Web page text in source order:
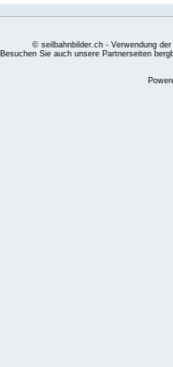
© seilbahnbilder.ch - Verwendung
Besuchen Sie auch unsere Partnerseiten